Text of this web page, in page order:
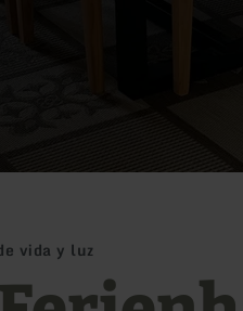
vida y luz